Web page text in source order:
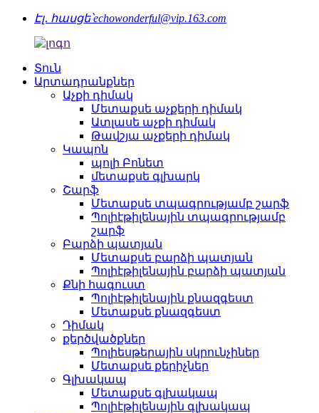
Էլ․ հասցե՝echowonderful@vip.163.com
Տուն
Արտադրանքներ
Աչքի դիմակ
Մետաքսե աչքերի դիմակ
Ատլասե աչքի դիմակ
Թավշյա աչքերի դիմակ
Կապոն
պոլի Բոնետ
մետաքսե գլխարկ
Շարֆ
Մետաքսե տպագրությամբ շարֆ
Պոլիէթիլենային տպագրությամբ
շարֆ
Բարձի պատյան
Մետաքսե բարձի պատյան
Պոլիէթիլենային բարձի պատյան
Քնի հագուստ
Պոլիէթիլենային քնազգեստ
Մետաքսե քնազգեստ
Դիմակ
քերծվածքներ
Պոլիեսթերային սկրունչիներ
Մետաքսե քերիչներ
Գլխակապ
Մետաքսե գլխակապ
Պոլիէթիլենային գլխակապ